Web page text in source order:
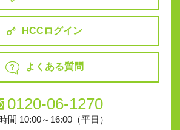
HCCログイン
よくある質問
0120-06-1270
間 10:00～16:00（平日）